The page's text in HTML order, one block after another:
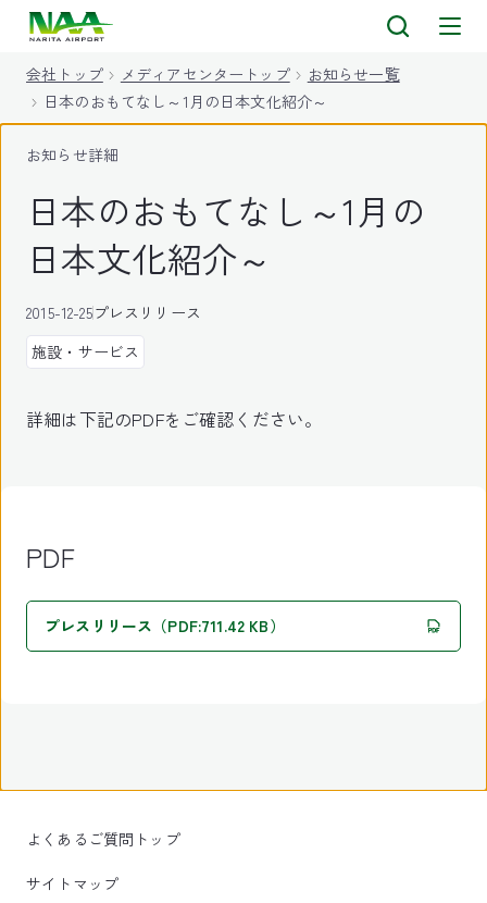
会社トップ メディアセンタートップ
お知らせ一覧
日本のおもてなし～1月の日本文化紹介～
お知らせ詳細
日本のおもてなし～1月の
日本文化紹介～
2015-12-25プレスリリース
施設・サービス
詳細は下記のPDFをご確認ください。
PDF
プレスリリース（PDF:711.42 KB）
よくあるご質問トップ
サイトマップ